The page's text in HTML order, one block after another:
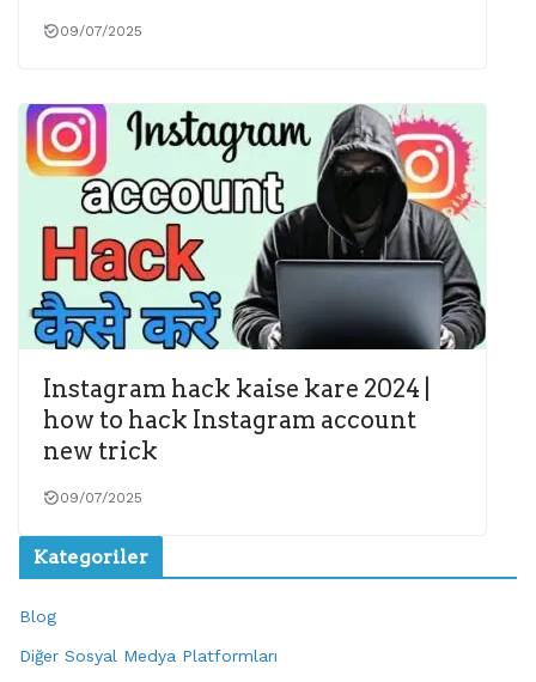
09/07/2025
Instagram hack kaise kare 2024 |
how to hack Instagram account
new trick
09/07/2025
Kategoriler
Blog
Diğer Sosyal Medya Platformları